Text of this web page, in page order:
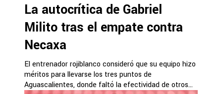
La autocrítica de Gabriel
Milito tras el empate contra
Necaxa
El entrenador rojiblanco consideró que su equipo hizo
méritos para llevarse los tres puntos de
Aguascalientes, donde faltó la efectividad de otros...